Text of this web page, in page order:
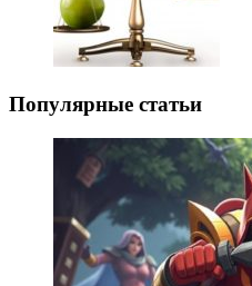
Популярные статьи